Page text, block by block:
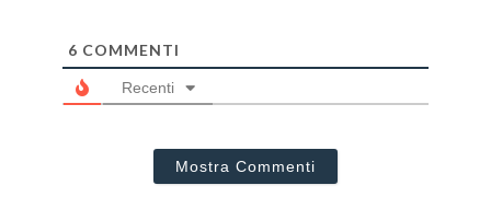
6 COMMENTI
Recenti
Mostra Commenti